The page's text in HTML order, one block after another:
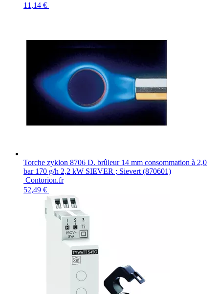
11,14 €
Torche zyklon 8706 D. brûleur 14 mm consommation à 2,0
bar 170 g/h 2,2 kW SIEVER ; Sievert (870601)
Contorion.fr
52,49 €